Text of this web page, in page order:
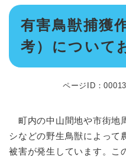
令和8年6月26日発生の地震被
2026年6月28日更新
地震による断水は6月28日午
2026年6月28日更新
2026年6月27日更新
地震による断水情報(6月27日
日本語（Japanese）
Português（ポルトガル語
文字サイズ
本
有害鳥獣捕獲
考）について
ページID：
町内の中山間地や市街地
シなどの野生鳥獣によって
被害が発生しています。こ